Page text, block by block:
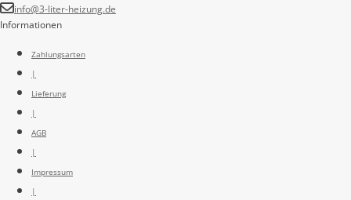
Informationen
Zahlungsarten
|
Lieferung
|
AGB
|
Impressum
|
info@3-liter-heizung.de